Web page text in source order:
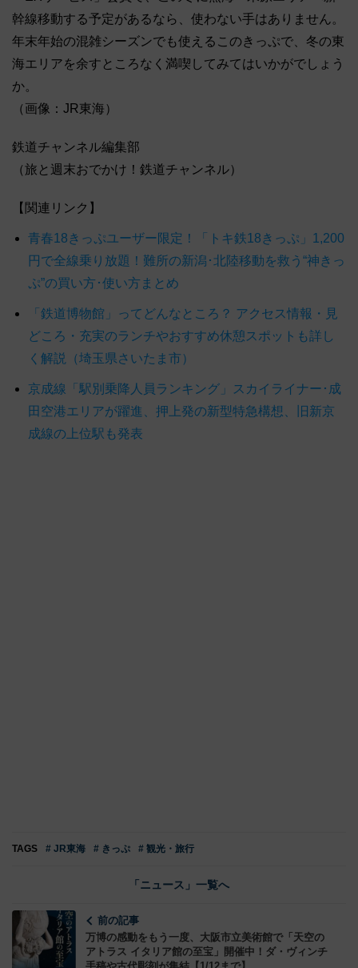
幹線移動する予定があるなら、使わない手はありません。
年末年始の混雑シーズンでも使えるこのきっぷで、冬の東
海エリアを余すところなく満喫してみてはいかがでしょう
か。
（画像：JR東海）
鉄道チャンネル編集部
（旅と週末おでかけ！鉄道チャンネル）
【関連リンク】
青春18きっぷユーザー限定！「トキ鉄18きっぷ」1,200
円で全線乗り放題！難所の新潟･北陸移動を救う“神きっ
ぷ”の買い方･使い方まとめ
「鉄道博物館」ってどんなところ？ アクセス情報・見
どころ・充実のランチやおすすめ休憩スポットも詳し
く解説（埼玉県さいたま市）
京成線「駅別乗降人員ランキング」スカイライナー･成
田空港エリアが躍進、押上発の新型特急構想、旧新京
成線の上位駅も発表
TAGS # JR東海 # きっぷ # 観光・旅行
「ニュース」一覧へ
前の記事
万博の感動をもう一度、大阪市立美術館で「天空の
アトラス イタリア館の至宝」開催中！ダ・ヴィンチ